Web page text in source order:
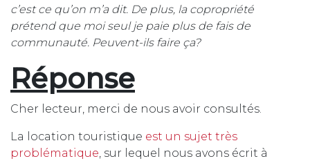
c’est ce qu’on m’a dit. De plus, la copropriété
prétend que moi seul je paie plus de fais de
communauté. Peuvent-ils faire ça?
Réponse
Cher lecteur, merci de nous avoir consultés.
La location touristique est un sujet très
problématique , sur lequel nous avons écrit à